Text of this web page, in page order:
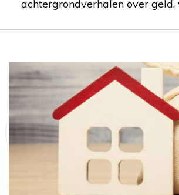
achtergrondverhalen over geld,
Hypotheek